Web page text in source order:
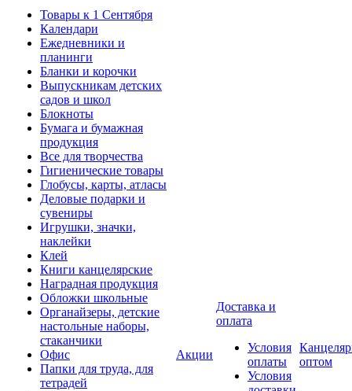
Товары к 1 Сентября
Календари
Ежедневники и
планинги
Бланки и корочки
Выпускникам детских
садов и школ
Блокноты
Бумага и бумажная
продукция
Все для творчества
Гигиенические товары
Глобусы, карты, атласы
Деловые подарки и
сувениры
Игрушки, значки,
наклейки
Клей
Книги канцелярские
Наградная продукция
Обложки школьные
Органайзеры, детские
настольные наборы,
стаканчики
Офис
Папки для труда, для
тетрадей
Акции
Доставка и
оплата
Условия
оплаты
Условия
оптом